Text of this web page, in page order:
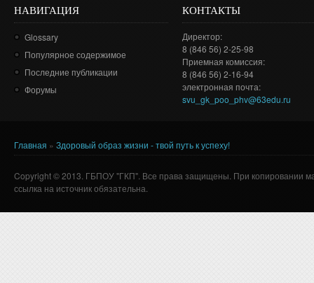
НАВИГАЦИЯ
Glossary
Популярное содержимое
Последние публикации
Форумы
КОНТАКТЫ
Директор:
8 (846 56) 2-25-98
Приемная комиссия:
8 (846 56) 2-16-94
электронная почта:
svu_gk_poo_phv@63edu.ru
Вы здесь
Главная » Здоровый образ жизни - твой путь к успеху!
Copyright © 2013. ГБПОУ "ГКП". Все права защищены. При копировании
ссылка на источник обязательна.